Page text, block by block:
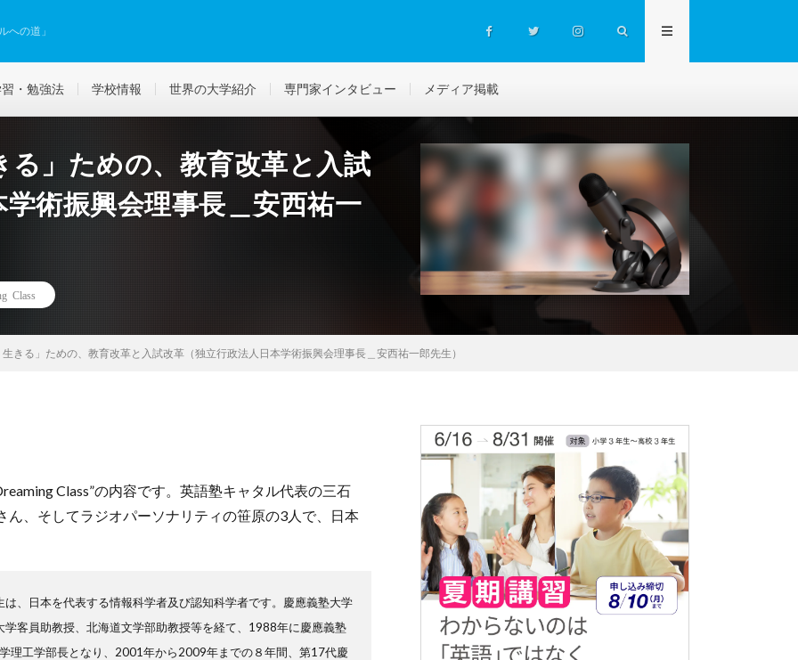
への道」
・勉強法 学校情報 世界の大学紹介 専門家インタビュー メディア掲載
」ための、教育改革と入試
術振興会理事長＿安西祐一
Class
きる」ための、教育改革と入試改革（独立行政法人日本学術振興会理事長＿安西祐一郎先生）
Class”の内容です。英語塾キャタル代表の三石
、そしてラジオパーソナリティの笹原の3人で、日本
、日本を代表する情報科学者及び認知科学者です。慶應義塾大学
客員助教授、北海道文学部助教授等を経て、1988年に慶應義塾
理工学部長となり、2001年から2009年までの８年間、第17代慶